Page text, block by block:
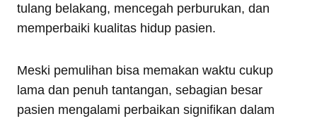
tulang belakang, mencegah perburukan, dan
memperbaiki kualitas hidup pasien.
Meski pemulihan bisa memakan waktu cukup
lama dan penuh tantangan, sebagian besar
pasien mengalami perbaikan signifikan dalam